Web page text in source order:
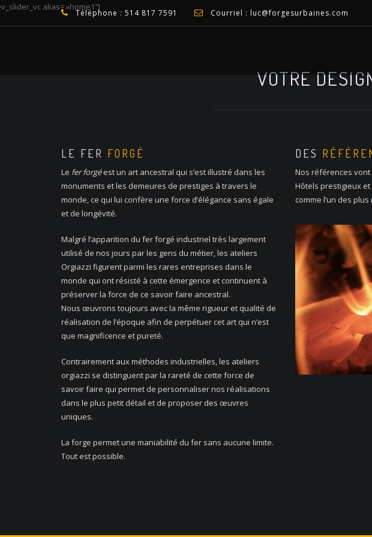
Téléphone : 514 817 7591 Courriel : luc@forgesurbaines.com
alias= »home1″]
VOTRE
LE FER FORGÉ
Le fer forgéest un art ancestral qui s’est illustré dans les
monuments et les demeures de prestiges à travers le
monde, ce qui lui confère une force d’élégance sans égale
et de longévité.
Malgré l’apparition du fer forgé industriel très largement
utilisé de nos jours par les gens du métier, les ateliers
Orgiazzi figurent parmi les rares entreprises dans le
monde qui ont résisté à cette émergence et continuent à
préserver la force de ce savoir faire ancestral.
Nous œuvrons toujours avec la même rigueur et qualité de
réalisation de l’époque afin de perpétuer cet art qui n’est
que magnificence et pureté.
Contrairement aux méthodes industrielles, les ateliers
orgiazzi se distinguent par la rareté de cette force de
savoir faire qui permet de personnaliser nos réalisations
dans le plus petit détail et de proposer des œuvres
uniques.
La forge permet une maniabilité du fer sans aucune limite.
Tout est possible.
DES
Nos références vont
Hôtels prestigieux
comme l’un des